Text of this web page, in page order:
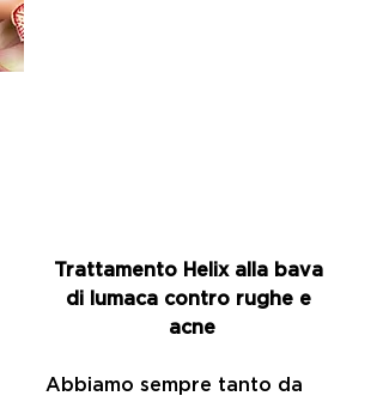
Trattamento Helix alla bava
di lumaca contro rughe e
acne
Abbiamo sempre tanto da